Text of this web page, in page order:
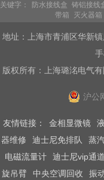
关键字： 防水接线盒 铸铝接线
带箱
灭火器箱
地址：上海市青浦区华
版权所有：上海璐洺电
沪公
友情链接： 金相显微镜
器维修
迪士尼免排队 蒸
电磁流量计
迪士尼vip通道
旋吊臂
中央空调回收 振